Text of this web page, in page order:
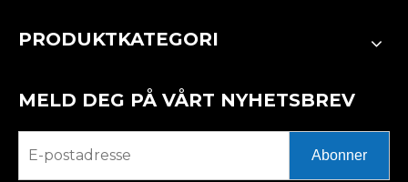
PRODUKTKATEGORI
MELD DEG PÅ VÅRT NYHETSBREV
Abonner